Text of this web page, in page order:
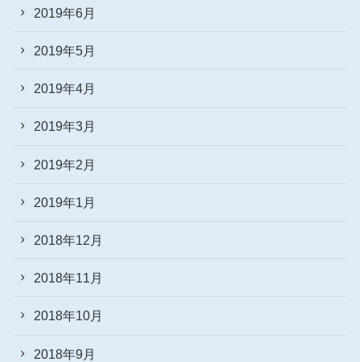
2019年6月
2019年5月
2019年4月
2019年3月
2019年2月
2019年1月
2018年12月
2018年11月
2018年10月
2018年9月